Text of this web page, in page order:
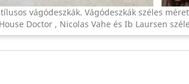
vágódeszkák. Vágódeszkák széles
Doctor , Nicolas Vahe és Ib Laursen